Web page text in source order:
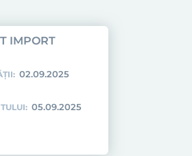
IMPORT
02.09.2025
05.09.2025